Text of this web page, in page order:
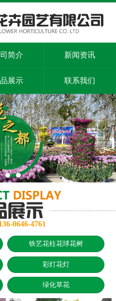
简介 新闻资讯
展示 联系我们
0646-4761
铁艺花柱花球花树
彩灯花灯
绿化草花